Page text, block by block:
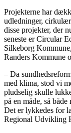
Projekterne har
udledninger,
disse projekter, der
seneste er Circular
Silkeborg
Randers Kommune
– Da
med klima, stod vi
pludselig skulle
på en måde, så
Det er lykkedes for
Regional Udvikling